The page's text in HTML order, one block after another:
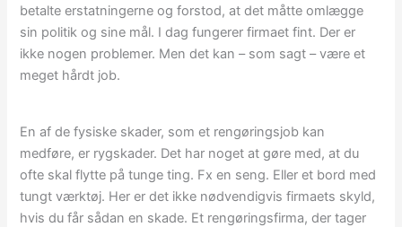
betalte erstatningerne og forstod, at det måtte omlægge
sin politik og sine mål. I dag fungerer firmaet fint. Der er
ikke nogen problemer. Men det kan – som sagt – være et
meget hårdt job.
En af de fysiske skader, som et rengøringsjob kan
medføre, er rygskader. Det har noget at gøre med, at du
ofte skal flytte på tunge ting. Fx en seng. Eller et bord med
tungt værktøj. Her er det ikke nødvendigvis firmaets skyld,
hvis du får sådan en skade. Et rengøringsfirma, der tager